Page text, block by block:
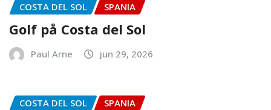
COSTA DEL SOL SPANIA
Golf på Costa del Sol
Paul Arne jun 29, 2026
COSTA DEL SOL SPANIA